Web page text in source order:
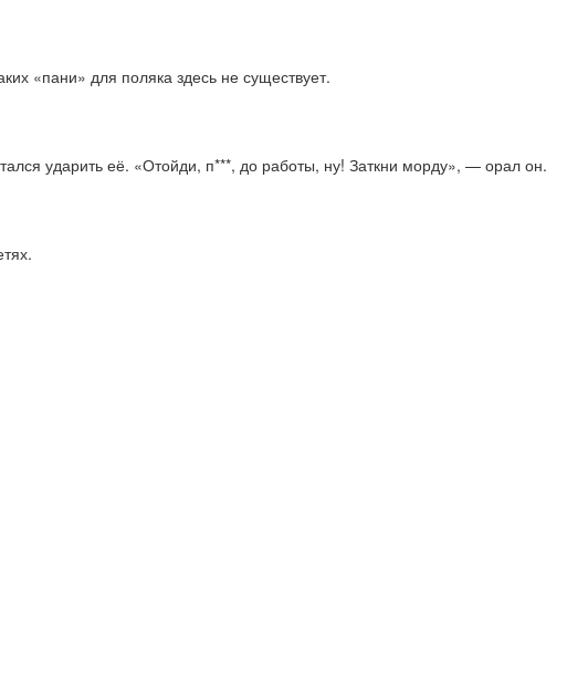
«пани» для поляка здесь не существует.
ударить её. «Отойди, п***, до работы, ну! Заткни морду», — орал он.